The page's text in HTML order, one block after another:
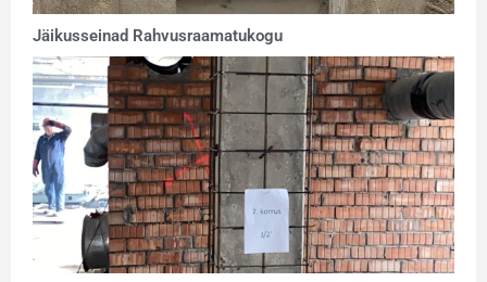
Jäikusseinad Rahvusraamatukogu